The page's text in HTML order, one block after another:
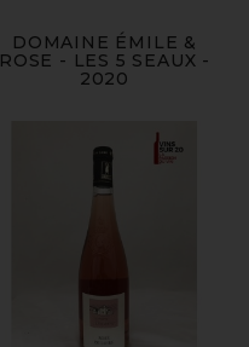
DOMAINE ÉMILE &
ROSE - LES 5 SEAUX -
2020